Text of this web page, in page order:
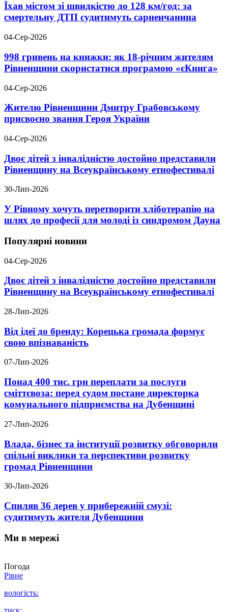
Їхав містом зі швидкістю до 128 км/год: за
смертельну ДТП судитимуть сарненчанина
04-Сер-2026
998 гривень на книжки: як 18-річним жителям
Рівненщини скористатися програмою «єКнига»
04-Сер-2026
Жителю Рівненщини Дмитру Грабовському
присвоєно звання Героя України
04-Сер-2026
Двоє дітей з інвалідністю достойно представили
Рівненщину на Всеукраїнському етнофестивалі
30-Лип-2026
У Рівному хочуть перетворити хліботерапію на
шлях до професії для молоді із синдромом Дауна
Популярні новини
04-Сер-2026
Двоє дітей з інвалідністю достойно представили
Рівненщину на Всеукраїнському етнофестивалі
28-Лип-2026
Від ідеї до бренду: Корецька громада формує
свою впізнаваність
07-Лип-2026
Понад 400 тис. грн переплати за послуги
сміттєвоза: перед судом постане директорка
комунального підприємства на Дубенщині
27-Лип-2026
Влада, бізнес та інституції розвитку обговорили
спільні виклики та перспективи розвитку
громад Рівненщини
30-Лип-2026
Спиляв 36 дерев у прибережній смузі:
судитимуть жителя Дубенщини
Ми в мережі
Погода
Рівне
вологість: